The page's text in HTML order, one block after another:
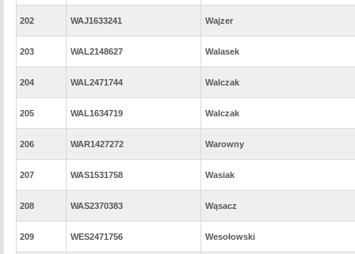
202 WAJ1633241 Wajzer
203 WAL2148627 Walasek
204 WAL2471744 Walczak
205 WAL1634719 Walczak
206 WAR1427272 Warowny
207 WAS1531758 Wasiak
208 WAS2370383 Wąsacz
209 WES2471756 Wesołowski